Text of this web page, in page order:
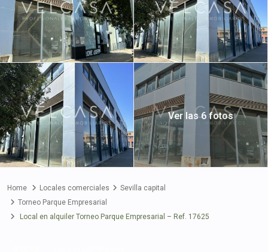
Ver las 6 fotos
Home Locales comerciales
Sevilla capital
Torneo Parque Empresarial
Local en alquiler Torneo Parque Empresarial – Ref. 17625